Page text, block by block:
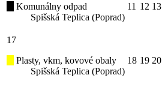
Komunálny odpad
Spišská Teplica (Poprad)
11 12 13
17
Plasty, vkm, kovové obaly
Spišská Teplica (Poprad)
18 19 20